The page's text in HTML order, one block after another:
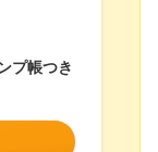
プ帳つき